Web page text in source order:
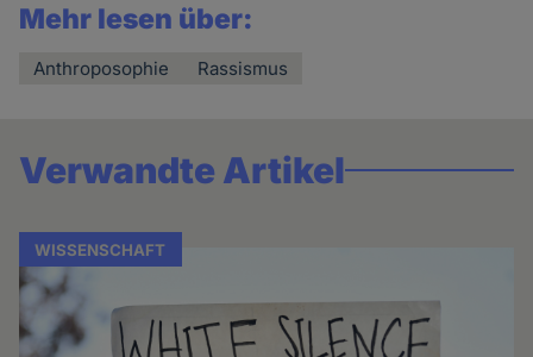
Mehr lesen über:
Anthroposophie Rassismus
Verwandte Artikel
WISSENSCHAFT